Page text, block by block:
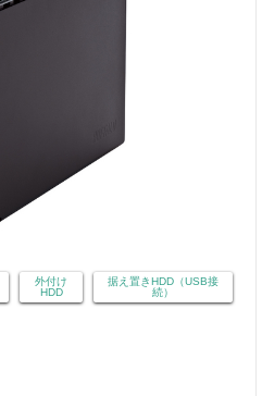
外付け
HDD
据え置きHDD（USB接
続）